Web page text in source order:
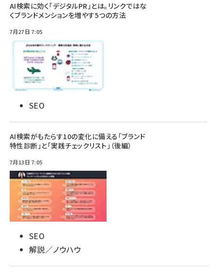
AI検索に効く「デジタルPR」とは。リンクではな
くブランドメンションを増やす5つの方法
7月27日 7:05
SEO
AI検索がもたらす10の変化に備える「ブランド
特性診断」と「実践チェックリスト」（後編）
7月13日 7:05
SEO
解説／ノウハウ